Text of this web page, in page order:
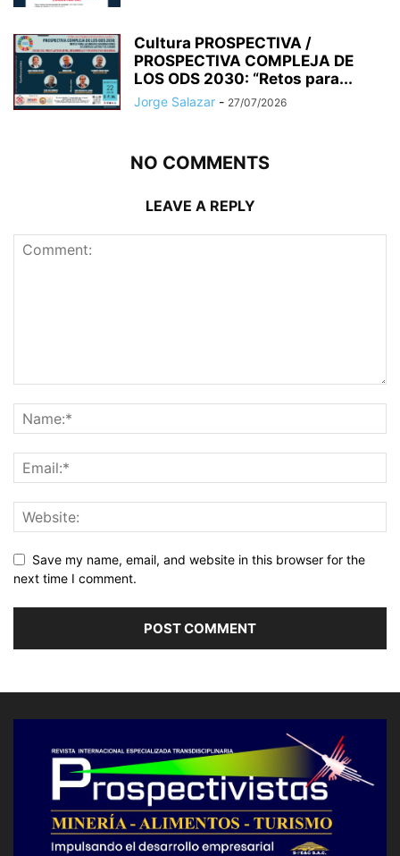
Cultura PROSPECTIVA /
PROSPECTIVA COMPLEJA DE
LOS ODS 2030: “Retos para...
Jorge Salazar - 27/07/2026
NO COMMENTS
LEAVE A REPLY
Save my name, email, and website in this browser for the
next time I comment.